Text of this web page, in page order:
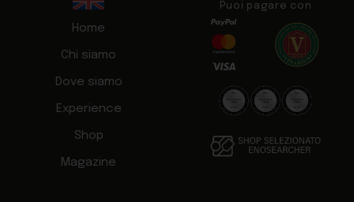
Home
Chi siamo
Dove siamo
Experience
Shop
Magazine
Puoi pagare con